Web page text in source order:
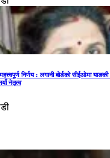
निर्णय : लगानी बोर्डको सीईओमा
नेतृत्व